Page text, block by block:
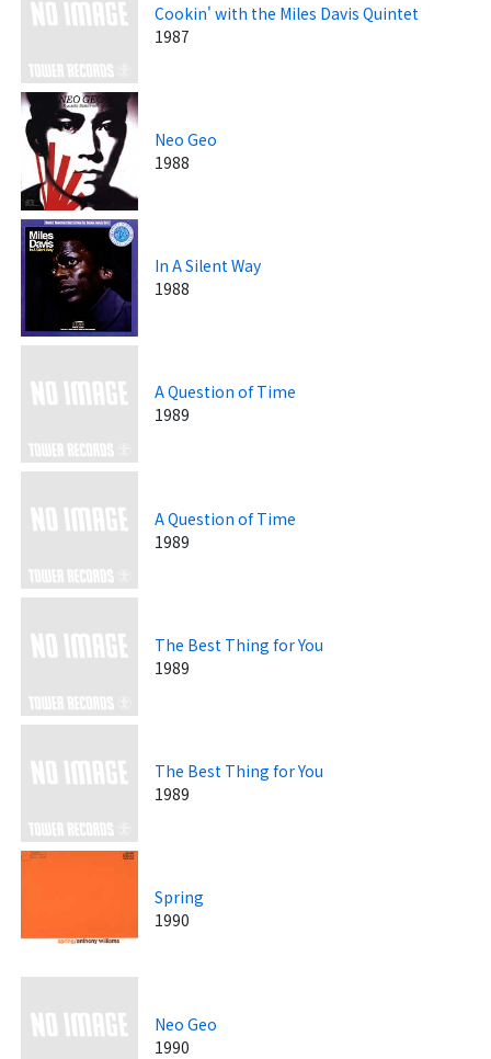
Cookin' with the Miles Davis Quintet
1987
Neo Geo
1988
In A Silent Way
1988
A Question of Time
1989
A Question of Time
1989
The Best Thing for You
1989
The Best Thing for You
1989
Spring
1990
Neo Geo
1990